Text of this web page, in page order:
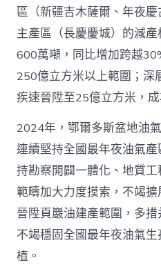
區（新疆吉木薩爾、年夜
主產區（長慶慶城）的減
600萬噸，同比增加跨越
250億立方米以上範圍；深
疾速晉陞至25億立方米，
2024年，鄂爾多斯盆地油
連續堅持全國最年夜油氣
持勘察開闢一體化、地質
範疇加大力度摸索，不竭
晉陞頁巖油建產範圍，多
不竭穩固全國最年夜油氣
植。